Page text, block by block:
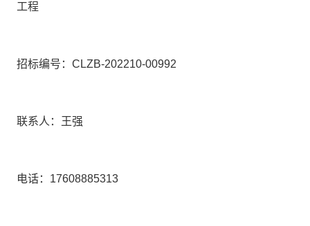
工程
招标编号： CLZB-202210-00992
联系人： 王强
电话： 17608885313